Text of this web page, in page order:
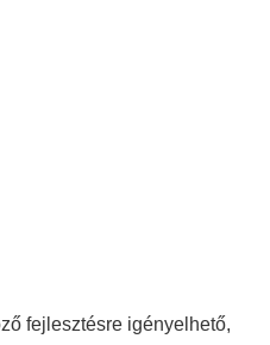
fejlesztésre igényelhető,